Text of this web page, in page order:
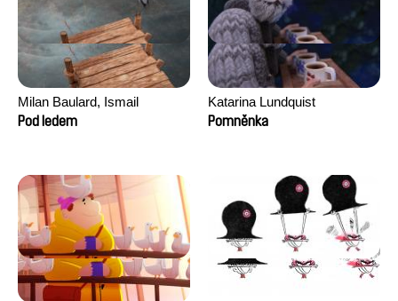
Milan Baulard, Ismail
Berrahma, Flore Dupont,
Pod ledem
Katarina Lundquist
Pomněnka